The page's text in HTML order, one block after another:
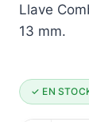
Llave
13 mm.
✓ EN